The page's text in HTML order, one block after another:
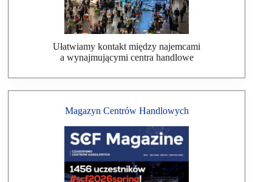
Ułatwiamy kontakt między najemcami
a wynajmującymi centra handlowe
Magazyn Centrów Handlowych